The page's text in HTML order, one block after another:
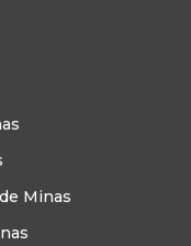
Minas